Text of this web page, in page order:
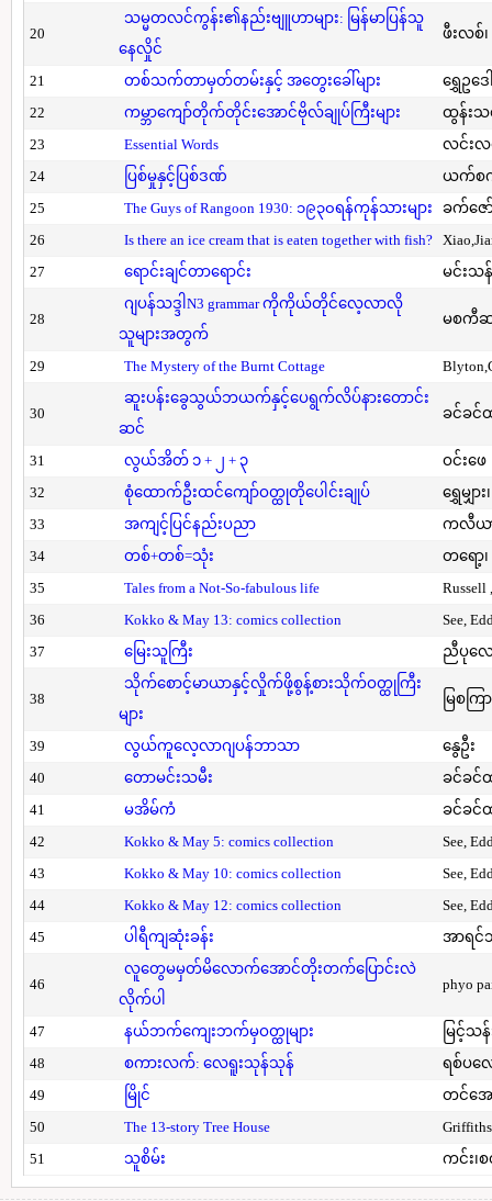
20
သမ္မတလင်ကွန်း၏နည်းဗျူဟာများ: မြန်မာပြန်သူ
နေလှိုင်
ဖီးလစ်
21 တစ်သက်တာမှတ်တမ်းနှင့် အတွေးခေါ်များ
ရွှေဥဒေ
22
ကမ္ဘာကျော်တိုက်တိုင်းအောင်ဗိုလ်ချုပ်ကြီးများ
ထွန်းသ
23
Essential Words
လင်းလ
24
ပြစ်မှုနှင့်ပြစ်ဒဏ်
ယက်စကီ
25
The Guys of Rangoon 1930: ၁၉၃၀ရန်ကုန်သားများ
ခက်ဇေ
26
Is there an ice cream that is eaten together with fish?
27
ရောင်းချင်တာရောင်း မင်းသ
28
ဂျပန်သဒ္ဒါN3 grammar ကိုကိုယ်တိုင်လေ့လာလို
သူများအတွက်
မစကီ
29 The Mystery of the Burnt Cottage
30
ဆူးပန်းခွေသွယ်ဘယက်နှင့်ပေရွက်လိပ်နားတောင်း
ဆင်
ခင်ခင်
31 လွယ်အိတ် ၁ + ၂ + ၃
ဝင်းဖေ
32
စုံထောက်ဦးထင်ကျော်ဝတ္ထုတိုပေါင်းချုပ်
ရွှေမျှား
33
အကျင့်ပြင်နည်းပညာ
ကလီယာ
34
တစ်+တစ်=သုံး
တရော့၊
35
Tales from a Not-So-fabulous life
Russell
36
Kokko & May 13: comics collection
See,
37
မြေးသူကြီး ညီပုလေ
38
သိုက်စောင့်မာယာနှင့်လှိုက်ဖို့စွန့်စားသိုက်ဝတ္ထုကြီး
များ
မြစကြာ
39 လွယ်ကူလေ့လာဂျပန်ဘာသာ
နွေဦး
40
တောမင်းသမီး
ခင်ခင်
41
မအိမ်ကံ
ခင်ခင်
42
Kokko & May 5: comics collection
See,
43
Kokko & May 10: comics collection
See,
44
Kokko & May 12: comics collection
See,
45
ပါရီကျဆုံးခန်း အာရင်
46
လူတွေမမှတ်မိလောက်အောင်တိုးတက်ပြောင်းလဲ
လိုက်ပါ
phyo
47 နယ်ဘက်ကျေးဘက်မှဝတ္ထုများ
မြင့်သန်
48
စကားလက်: လေရူးသုန်သုန်
ရစ်ပလ
49
မြိုင်
တင်အေ
50
The 13-story Tree House
51
သူစိမ်း ကင်း၊